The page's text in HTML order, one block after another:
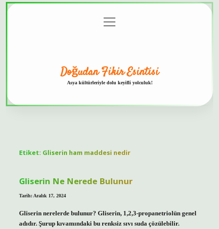
menüyü
aç
Doğudan Fikir Esintisi
Asya kültürleriyle dolu keyifli yolculuk!
Etiket: Gliserin ham maddesi nedir
Gliserin Ne Nerede Bulunur
Tarih: Aralık 17, 2024
Gliserin nerelerde bulunur? Gliserin, 1,2,3-propanetriolün genel
adıdır. Şurup kıvamındaki bu renksiz sıvı suda çözülebilir.